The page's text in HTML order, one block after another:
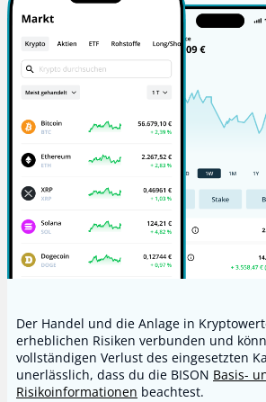
Der Handel und die Anlage in
erheblichen Risiken verbunden und
vollständigen Verlust des eingesetzten
unerlässlich, dass du die BISON Basis-
Risikoinformationen beachtest.